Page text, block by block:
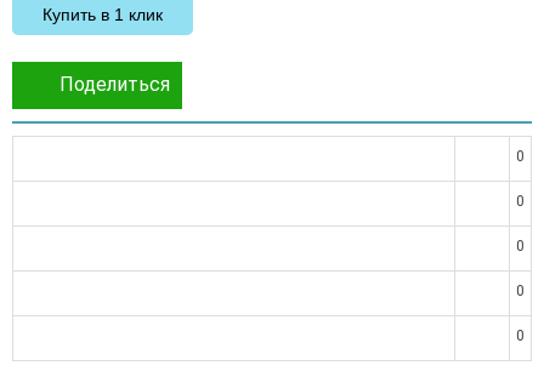
Купить в 1 клик
Поделиться
0
0
0
0
0